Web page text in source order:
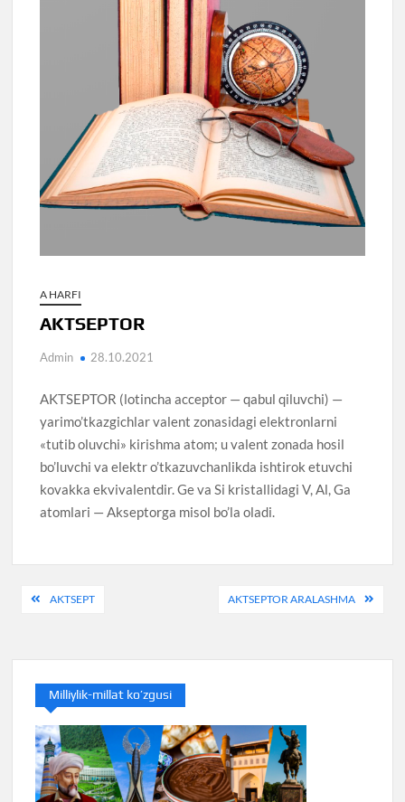
A HARFI
AKTSEPTOR
Admin 28.10.2021
AKTSEPTOR (lotincha acceptor — qabul qiluvchi) —
yarimo’tkazgichlar valent zonasidagi elektronlarni
«tutib oluvchi» kirishma atom; u valent zonada hosil
bo’luvchi va elektr o’tkazuvchanlikda ishtirok etuvchi
kovakka ekvivalentdir. Ge va Si kristallidagi V, Al, Ga
atomlari — Akseptorga misol bo’la oladi.
PostAKTSEPT AKTSEPTOR ARALASHMA
Milliylik-millat ko’zgusi